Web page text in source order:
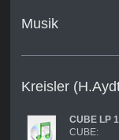
Musik
Kreisler
CUBE LP
CUBE: